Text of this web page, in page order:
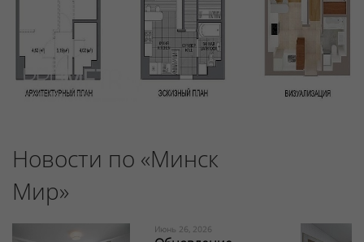
Новости по «Минск
Мир»
Июнь 26, 2026